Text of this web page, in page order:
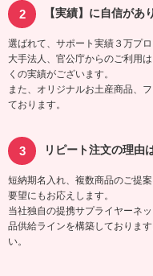
【実績】に自信があ
選ばれて、サポート実績３万プロ
大手法人、官公庁からのご利用
くの実績がございます。
また、オリジナルお土産商品、
ております。
リピート注文の理由
短納期名入れ、複数商品のご提
要望にもお応えします。
当社独自の提携サプライヤーネ
品供給ラインを構築しておりま
い。